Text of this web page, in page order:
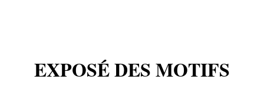
EXPOSÉ DES MOTIFS